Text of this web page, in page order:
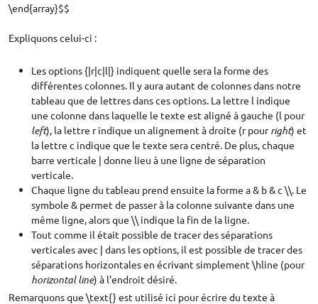
\end{array}$$
Expliquons celui-ci :
Les options {|r|c|l|} indiquent quelle sera la forme des
différentes colonnes. Il y aura autant de colonnes dans notre
tableau que de lettres dans ces options. La lettre l indique
une colonne dans laquelle le texte est aligné à gauche (l pour
left), la lettre r indique un alignement à droite (r pourright) et
la lettre c indique que le texte sera centré. De plus, chaque
barre verticale | donne lieu à une ligne de séparation
verticale.
Chaque ligne du tableau prend ensuite la forme a & b & c \\. Le
symbole & permet de passer à la colonne suivante dans une
même ligne, alors que \\ indique la fin de la ligne.
Tout comme il était possible de tracer des séparations
verticales avec | dans les options, il est possible de tracer des
séparations horizontales en écrivant simplement \hline (pour
horizontal line) à l'endroit désiré.
Remarquons que \text{} est utilisé ici pour écrire du texte à